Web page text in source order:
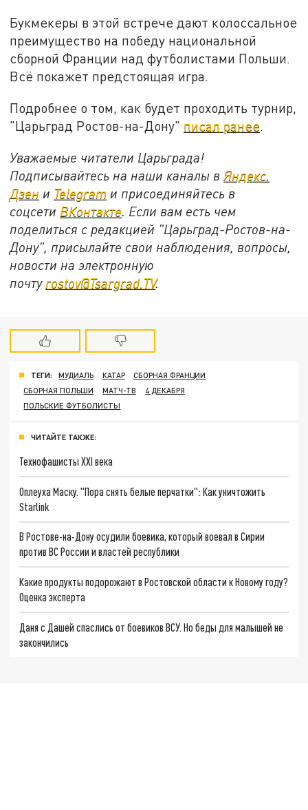
Букмекеры в этой встрече дают колоссальное
преимущество на победу национальной
сборной Франции над футболистами Польши.
Всё покажет предстоящая игра.
Подробнее о том, как будет проходить турнир,
"Царьград Ростов-на-Дону" писал ранее.
Уважаемые читатели Царьграда!
Подписывайтесь на наши каналы в Яндекс.
Дзен и Telegram и присоединяйтесь в
соцсети ВКонтакте . Если вам есть чем
поделиться с редакцией "Царьград-Ростов-на-
Дону", присылайте свои наблюдения, вопросы,
новости на электронную
почту rostov@Tsargrad.ТV.
ТЕГИ: МУДИАЛЬ КАТАР
СБОРНАЯ ФРАНЦИИ
СБОРНАЯ ПОЛЬШИ
МАТЧ-ТВ
4 ДЕКАБРЯ
ПОЛЬСКИЕ ФУТБОЛИСТЫ
ЧИТАЙТЕ ТАКЖЕ:
Технофашисты XXI века
Оплеуха Маску. "Пора снять белые перчатки": Как уничтожить
Starlink
В Ростове-на-Дону осудили боевика, который воевал в Сирии
против ВС России и властей республики
Какие продукты подорожают в Ростовской области к Новому году?
Оценка эксперта
Даня с Дашей спаслись от боевиков ВСУ. Но беды для малышей не
закончились